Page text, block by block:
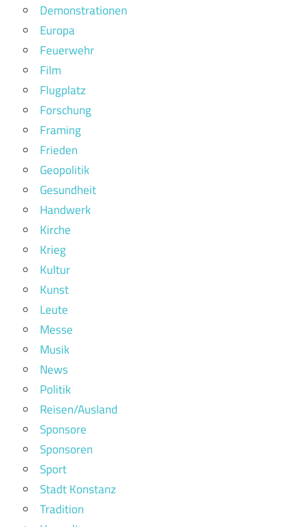
Demonstrationen
Europa
Feuerwehr
Film
Flugplatz
Forschung
Framing
Frieden
Geopolitik
Gesundheit
Handwerk
Kirche
Krieg
Kultur
Kunst
Leute
Messe
Musik
News
Politik
Reisen/Ausland
Sponsore
Sponsoren
Sport
Stadt Konstanz
Tradition